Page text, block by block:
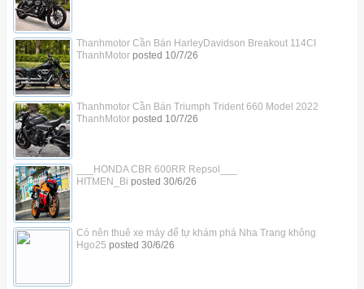
Thanhmotor Cần Bán HarleyDavidson Breakout 114CI
ThanhMotorposted 10/7/26
Thanhmotor Cần Bán Triumph Trident 660 Model 2022
ThanhMotorposted 10/7/26
___HONDA CBR 600RR Repsol___
HITMEN_Bi posted 30/6/26
Có nên thuê xe máy để tự khám phá Nha Trang không
Hgo25 posted 30/6/26